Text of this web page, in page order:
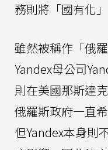
務則將「國有化」
雖然被稱作「俄
Yandex母公司
則在美國那斯達
俄羅斯政府一直
但Yandex本身則